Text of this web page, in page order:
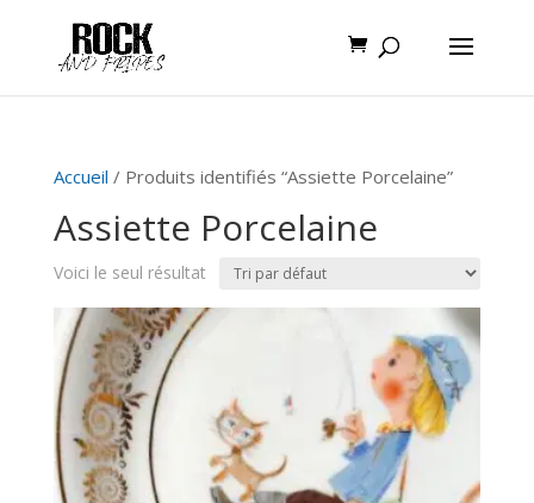
Accueil / Produits identifiés “Assiette Porcelaine”
Assiette Porcelaine
Voici le seul résultat